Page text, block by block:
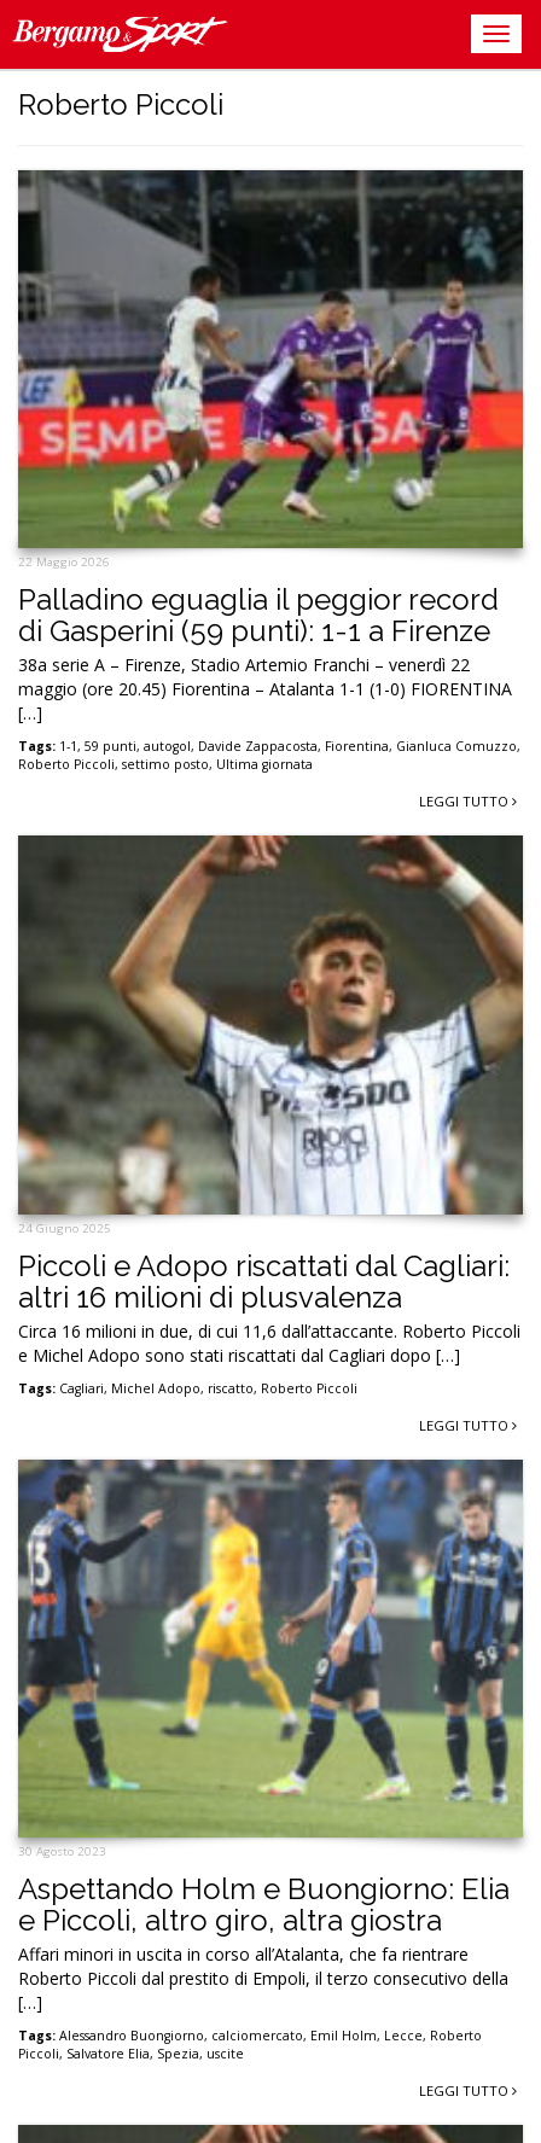
Roberto Piccoli
22 Maggio 2026
Palladino eguaglia il peggior record
di Gasperini (59 punti): 1-1 a Firenze
38a serie A – Firenze, Stadio Artemio Franchi – venerdì 22
maggio (ore 20.45) Fiorentina – Atalanta 1-1 (1-0) FIORENTINA
[…]
Tags: 1-1, 59 punti, autogol, Davide Zappacosta, Fiorentina, Gianluca Comuzzo,
Roberto Piccoli, settimo posto, Ultima giornata
LEGGI TUTTO
24 Giugno 2025
Piccoli e Adopo riscattati dal Cagliari:
altri 16 milioni di plusvalenza
Circa 16 milioni in due, di cui 11,6 dall’attaccante. Roberto Piccoli
e Michel Adopo sono stati riscattati dal Cagliari dopo […]
Tags: Cagliari, Michel Adopo, riscatto, Roberto Piccoli
LEGGI TUTTO
30 Agosto 2023
Aspettando Holm e Buongiorno: Elia
e Piccoli, altro giro, altra giostra
Affari minori in uscita in corso all’Atalanta, che fa rientrare
Roberto Piccoli dal prestito di Empoli, il terzo consecutivo della
[…]
Tags: Alessandro Buongiorno, calciomercato, Emil Holm, Lecce, Roberto
Piccoli, Salvatore Elia, Spezia, uscite
LEGGI TUTTO